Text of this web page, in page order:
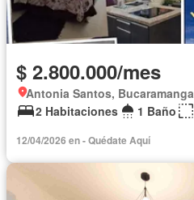
$ 2.800.000/mes
Antonia Santos, Bucaramanga
2 Habitaciones
1 Baño
12/04/2026 en - Quédate Aquí